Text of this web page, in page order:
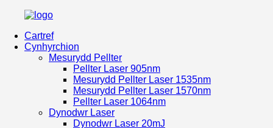
Cartref
Cynhyrchion
Mesurydd Pellter
Pellter Laser 905nm
Mesurydd Pellter Laser 1535nm
Mesurydd Pellter Laser 1570nm
Pellter Laser 1064nm
Dynodwr Laser
Dynodwr Laser 20mJ